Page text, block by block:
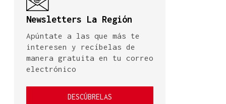
Newsletters La Región
Apúntate a las que más te
interesen y recíbelas de
manera gratuita en tu correo
electrónico
DESCÚBRELAS